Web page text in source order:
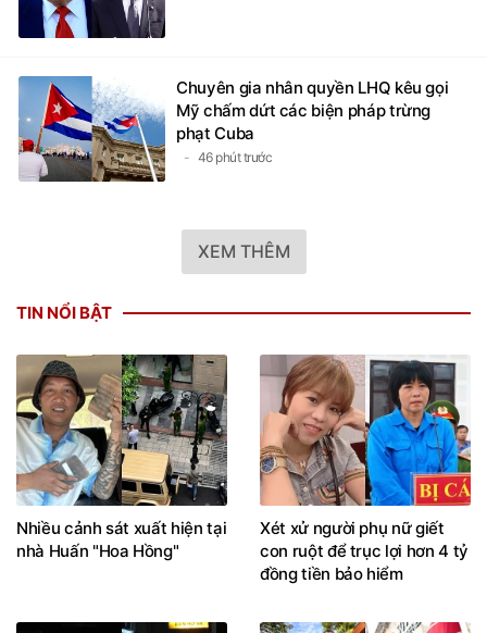
Chuyên gia nhân quyền LHQ kêu gọi
Mỹ chấm dứt các biện pháp trừng
phạt Cuba
46 phút trước
XEM THÊM
TIN NỔI BẬT
Nhiều cảnh sát xuất hiện tại
nhà Huấn "Hoa Hồng"
Xét xử người phụ nữ giết
con ruột để trục lợi hơn 4 tỷ
đồng tiền bảo hiểm